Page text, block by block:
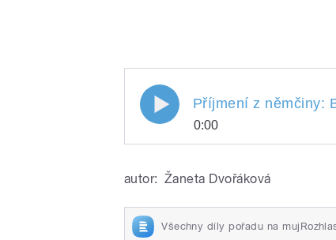
Příjmení z němčiny:
0:00
Lefner. Připravili a
Holoubek.
autor: Žaneta Dvořáková
Všechny díly pořadu na